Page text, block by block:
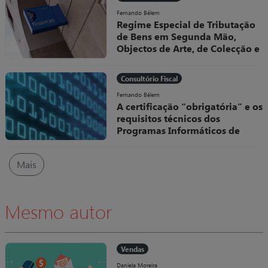
livremente.
Fernando Bélem
Regime Especial de Tributação
de Bens em Segunda Mão,
Objectos de Arte, de Colecção e
O Decreto-Lei, nº 199/96, de 18 de
Outubro, veio regular, no sistema
fiscal português, um dos Regimes
Especiais de Tributação do IVA
Consultório Fiscal
Fernando Bélem
A certificação “obrigatória” e os
requisitos técnicos dos
Programas Informáticos de
Mais
Mesmo autor
Vendas
Daniela Moreira